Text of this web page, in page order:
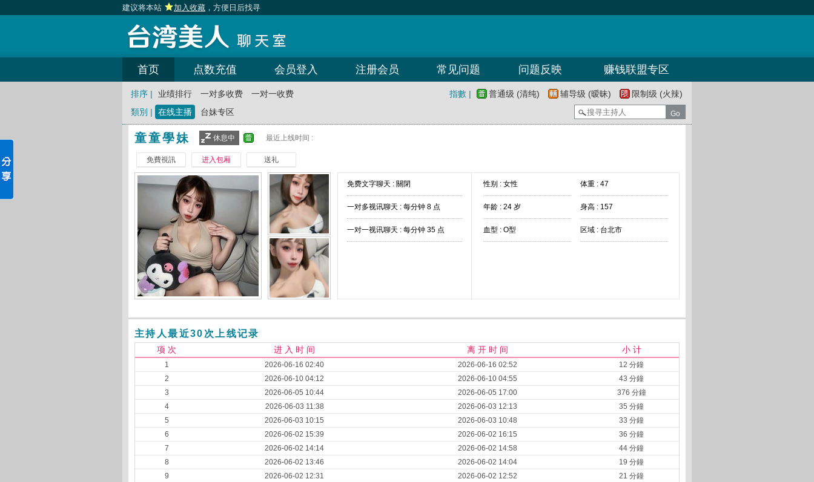
建议将本站 加入收藏 ，方便日后找寻
首页 点数充值 会员登入 注册会员 常见问题 问题反映 赚钱联盟专区
排序 | 业绩排行 一对多收费 一对一收费 指數 | 普通级 (清纯) 辅导级 (暧昧)
限制级 (火辣)
類別 |
在线主播 台妹专区
童童學妹 休息中 最近上线时间 :
免費視訊 进入包厢 送礼
免费文字聊天 : 關閉
一对多视讯聊天 : 每分钟 8 点
一对一视讯聊天 : 每分钟 35 点
性别 : 女性 体重 : 47
年龄 : 24 岁 身高 : 157
血型 : O型 区域 : 台北市
主持人最近30次上线记录
项 次 进 入 时 间 离 开 时 间 小 计
1 2026-06-16 02:40 2026-06-16 02:52
12 分鐘
2
2026-06-10 04:12 2026-06-10 04:55
43 分鐘
3
2026-06-05 10:44 2026-06-05 17:00
376 分鐘
4
2026-06-03 11:38 2026-06-03 12:13
35 分鐘
5
2026-06-03 10:15 2026-06-03 10:48
33 分鐘
6
2026-06-02 15:39 2026-06-02 16:15
36 分鐘
7
2026-06-02 14:14 2026-06-02 14:58
44 分鐘
8
2026-06-02 13:46 2026-06-02 14:04
19 分鐘
9
2026-06-02 12:31 2026-06-02 12:52
21 分鐘